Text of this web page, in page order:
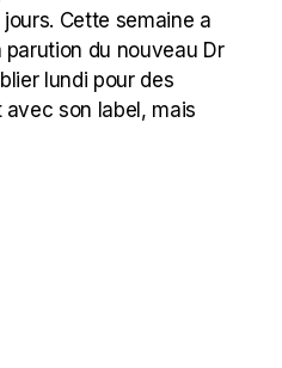
Cette semaine a
du nouveau Dr
lundi pour des
avec son label, mais